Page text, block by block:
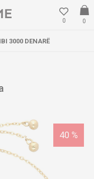
0
0
3000 DENARË
40 %